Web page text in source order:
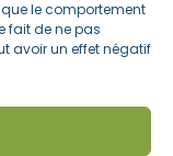
le comportement
fait de ne pas
avoir un effet négatif